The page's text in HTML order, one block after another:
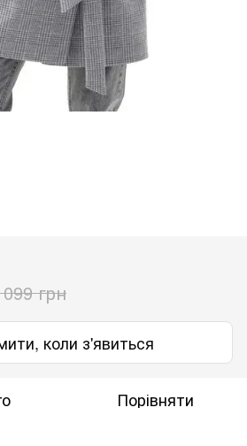
грн
коли з'явиться
Порівняти